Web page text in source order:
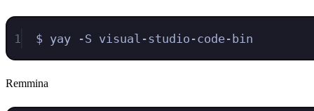
1 $ yay -S visual-studio-code-bin
Remmina